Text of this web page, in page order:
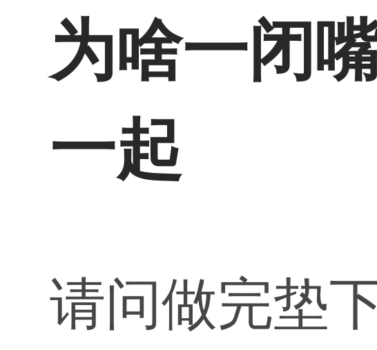
为啥一闭
一起
请问做完垫